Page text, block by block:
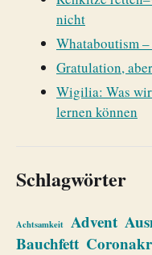
nicht
Whataboutism
Gratulation,
Wigilia: Was
lernen können
Schlagwörter
Achtsamkeit Advent
Bauchfett